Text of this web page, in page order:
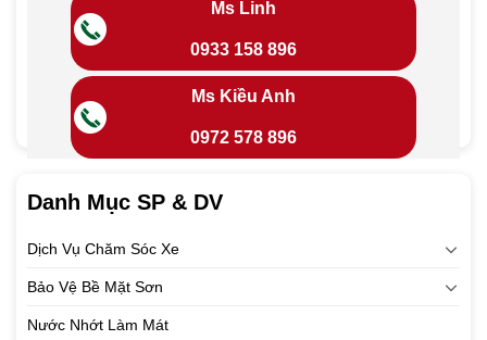
Ms Linh
0933 158 896
Ms Kiều Anh
0972 578 896
Danh Mục SP & DV
Dịch Vụ Chăm Sóc Xe
Bảo Vệ Bề Mặt Sơn
Nước Nhớt Làm Mát